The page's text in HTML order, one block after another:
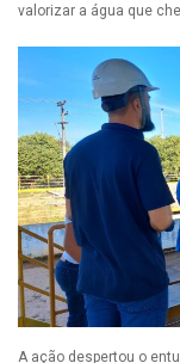
valorizar a água que
A ação despertou o